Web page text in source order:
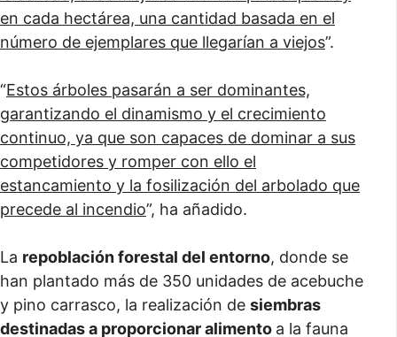
en cada hectárea, una cantidad basada en el
número de ejemplares que llegarían a viejos”.
“Estos árboles pasarán a ser dominantes,
garantizando el dinamismo y el crecimiento
continuo, ya que son capaces de dominar a sus
competidores y romper con ello el
estancamiento y la fosilización del arbolado que
precede al incendio”, ha añadido.
La repoblación forestal del entorno, donde se
han plantado más de 350 unidades de acebuche
y pino carrasco, la realización de siembras
destinadas a proporcionar alimento a la fauna